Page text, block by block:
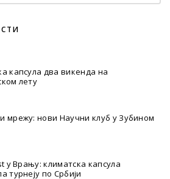
капсула два викенда на
лету
мрежу: нови Научни клуб у Зубином
у Врању: климатска капсула
турнеју по Србији